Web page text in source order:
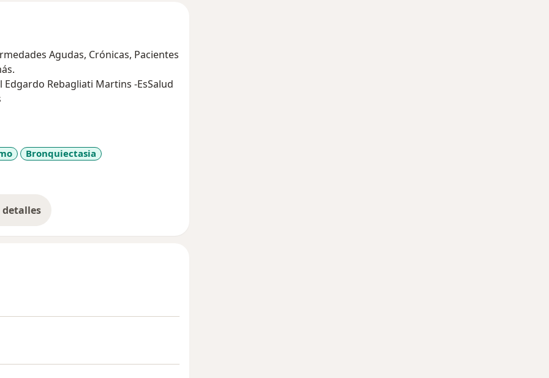
Agudas, Crónicas, Pacientes
Rebagliati Martins -EsSalud
Bronquiectasia
la experiencia